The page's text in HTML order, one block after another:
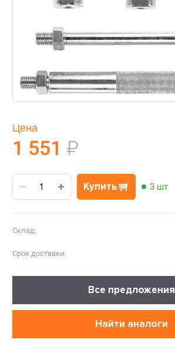
Цена
1 551 ₽
Купить 3 шт
Склад:
Срок доставки:
Все предложения
Найти аналоги